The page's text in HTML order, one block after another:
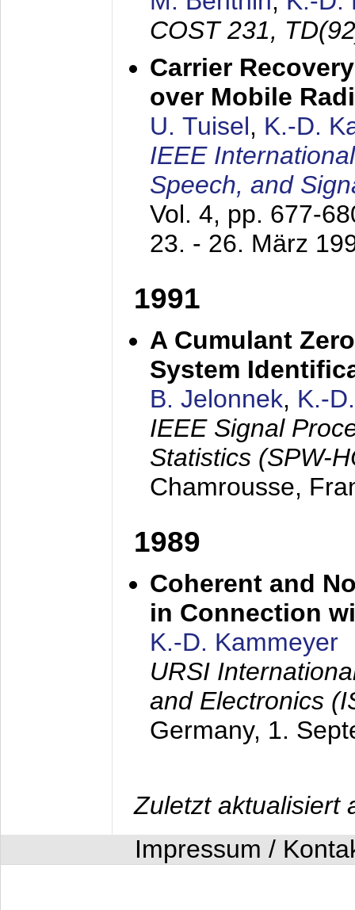
COST 231,
Carrier
over Mobile
U. Tuisel, K.-D.
IEEE
Speech, and
Vol. 4, pp. 677-
23. - 26. März
1991
A Cumulant
System
B. Jelonnek, K.-
IEEE Signal
Statistics (SPW-
Chamrousse,
1989
Coherent and
in Connection
K.-D. Kammeyer
URSI
and Electronics
Germany, 1.
Zuletzt aktualisiert
Impressum /